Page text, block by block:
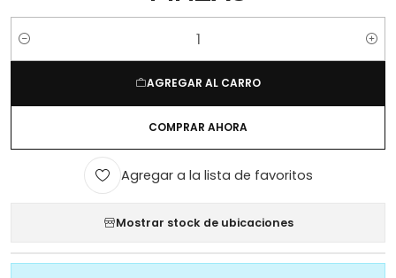
Cantidad
AGREGAR AL CARRO
COMPRAR AHORA
Agregar a la lista de favoritos
Mostrar stock de ubicaciones